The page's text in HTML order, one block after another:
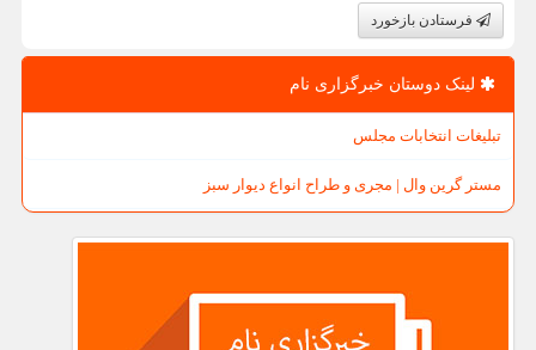
فرستادن بازخورد
لینک دوستان خبرگزاری نام
تبلیغات انتخابات مجلس
مستر گرین وال | مجری و طراح انواع دیوار سبز